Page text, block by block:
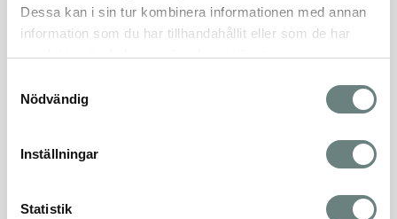
Dessa kan i sin tur kombinera informationen med annan
information som du har tillhandahållit eller som de har
samlat in när du har använt deras tjänster.
Nödvändig
Inställningar
Statistik
Filtrera Sortera
3 rok
SÅLD
PRIS RUM